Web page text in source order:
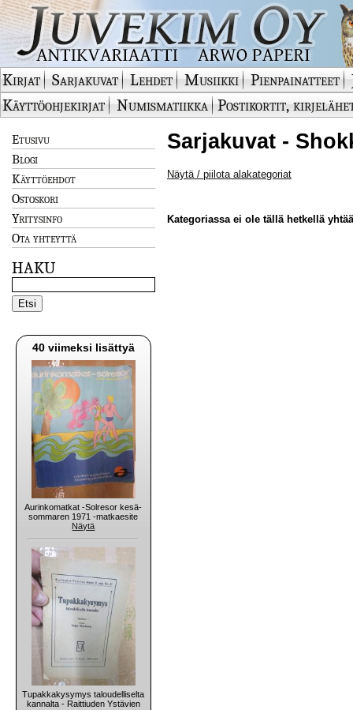
Kirjat Sarjakuvat Lehdet Musiikki Pienpainatteet
Käyttöohjekirjat
Numismatiikka Postikortit,
Etusivu
Blogi
Käyttöehdot
Ostoskori
Yritysinfo
Ota yhteyttä
HAKU
40 viimeksi lisättyä
Aurinkomatkat -Solresor kesä-
sommaren 1971 -matkaesite
Näytä
Tupakkakysymys taloudelliselta
kannalta - Raittiuden Ystävien
Sarjakuvat -
Näytä / piilota alakategoriat
Kategoriassa ei ole tällä hetkellä